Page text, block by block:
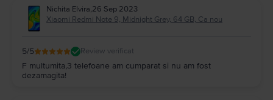
Nichita Elvira,26 Sep 2023
Xiaomi Redmi Note 9, Midnight Grey, 64 GB, Ca nou
5/5 Review verificat
F multumita,3 telefoane am cumparat si nu am fost
dezamagita!